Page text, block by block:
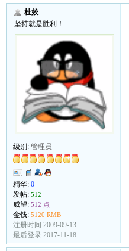
杜姣
坚持就是胜利！
级别: 管理员
精华: 0
发帖: 512
威望: 512 点
金钱: 5120 RMB
注册时间:2009-09-13
最后登录:2017-11-18